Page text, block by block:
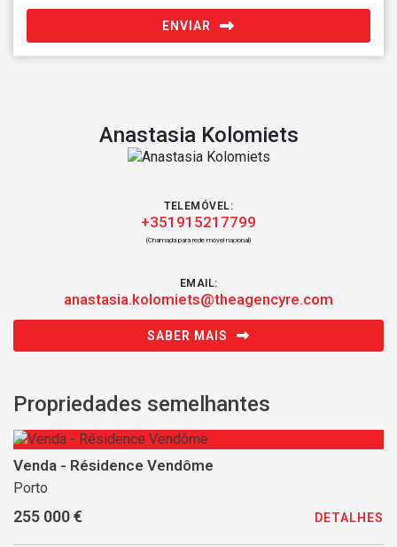
ENVIAR
Anastasia Kolomiets
TELEMÓVEL:
+351915217799
(Chamada para rede móvel nacional)
EMAIL:
anastasia.kolomiets@theagencyre.com
SABER MAIS
Propriedades semelhantes
Venda - Résidence Vendôme
Porto
255 000 € DETALHES